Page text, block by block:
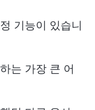
기능이 있습니
는 가장 큰 어